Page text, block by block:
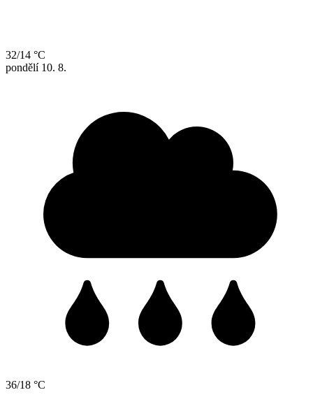
32/14 °C
pondělí 10. 8.
36/18 °C